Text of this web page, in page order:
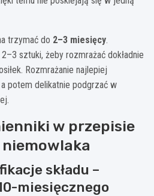
trzymać do 2–3 miesięcy.
sztuki, żeby rozmrażać dokładnie
Rozmrażanie najlepiej
potem delikatnie podgrzać w
w przepisie
składu –
miesięcznego